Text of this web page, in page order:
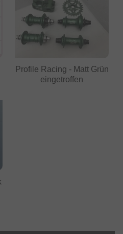
Profile Racing - Matt Grün
eingetroffen